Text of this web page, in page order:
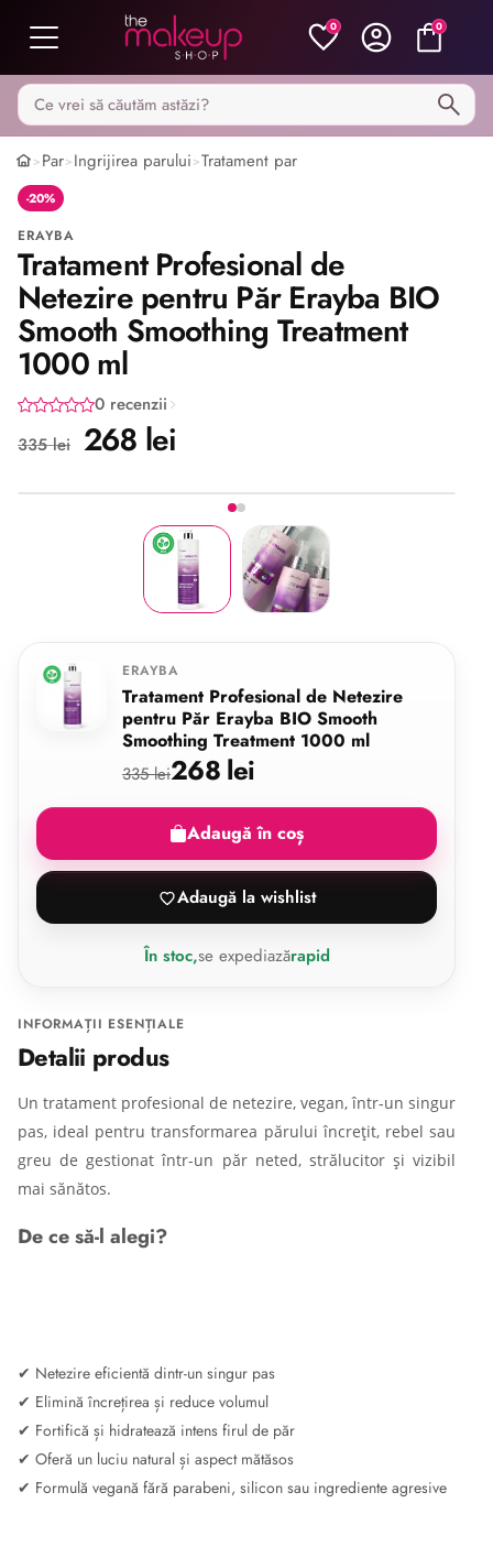
0 0
Caută pe MakeupShop
>Par>Ingrijirea parului>Tratament par
-20%
ERAYBA
Tratament Profesional de
Netezire pentru Păr Erayba BIO
Smooth Smoothing Treatment
1000 ml
0 recenzii
335 lei 268 lei
Imaginea 1 din 2
ERAYBA
Tratament Profesional de Netezire
pentru Păr Erayba BIO Smooth
Smoothing Treatment 1000 ml
335 lei268 lei
Adaugă în coș
Adaugă la wishlist
În stoc,se expediazărapid
INFORMAȚII ESENȚIALE
Detalii produs
Un tratament profesional de netezire, vegan, într-un singur
pas, ideal pentru transformarea părului încrețit, rebel sau
greu de gestionat într-un păr neted, strălucitor și vizibil
mai sănătos.
De ce să-l alegi?
✔ Netezire eficientă dintr-un singur pas
✔ Elimină încrețirea și reduce volumul
✔ Fortifică și hidratează intens firul de păr
✔ Oferă un luciu natural și aspect mătăsos
✔ Formulă vegană fără parabeni, silicon sau ingrediente agresive